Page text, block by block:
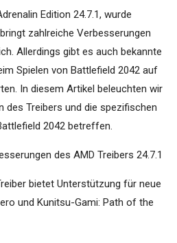
Edition 24.7.1, wurde
zahlreiche Verbesserungen
Allerdings gibt es auch bekannte
Spielen von Battlefield 2042 auf
In diesem Artikel beleuchten wir
des Treibers und die spezifischen
2042 betreffen.
des AMD Treibers 24.7.1
bietet Unterstützung für neue
und Kunitsu-Gami: Path of the